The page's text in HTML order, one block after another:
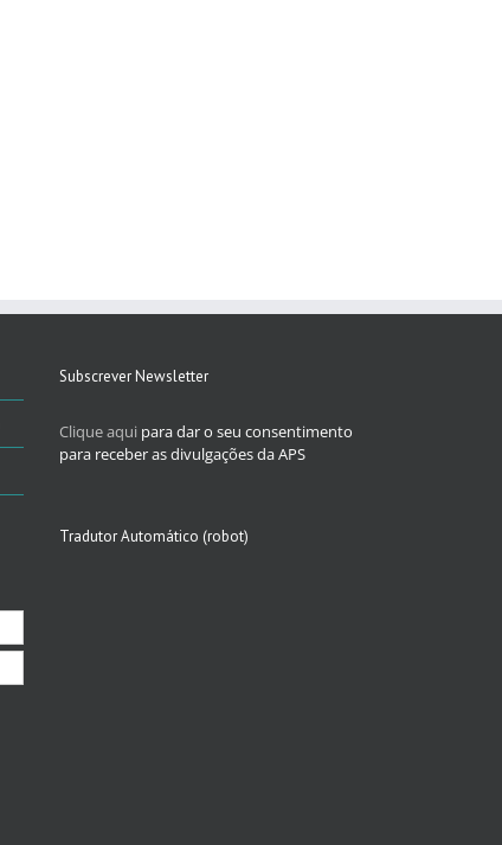
Subscrever Newsletter
Clique aqui para dar o seu consentimento
para receber as divulgações da APS
Tradutor Automático (robot)